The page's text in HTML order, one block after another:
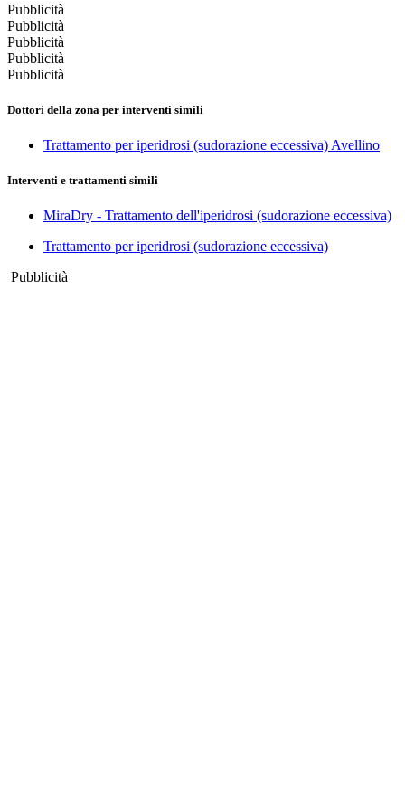
Pubblicità
Pubblicità
Pubblicità
Pubblicità
Pubblicità
Dottori della zona per interventi simili
Trattamento per iperidrosi (sudorazione eccessiva) Avellino
Interventi e trattamenti simili
MiraDry - Trattamento dell'iperidrosi (sudorazione eccessiva)
Trattamento per iperidrosi (sudorazione eccessiva)
Pubblicità